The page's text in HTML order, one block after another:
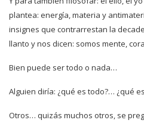
plantea: energía, materia y
insignes que contrarrestan la
llanto y nos dicen: somos mente,
Bien puede ser todo o nada…
Alguien diría: ¿qué es todo?… ¿qué
Otros… quizás muchos otros, se